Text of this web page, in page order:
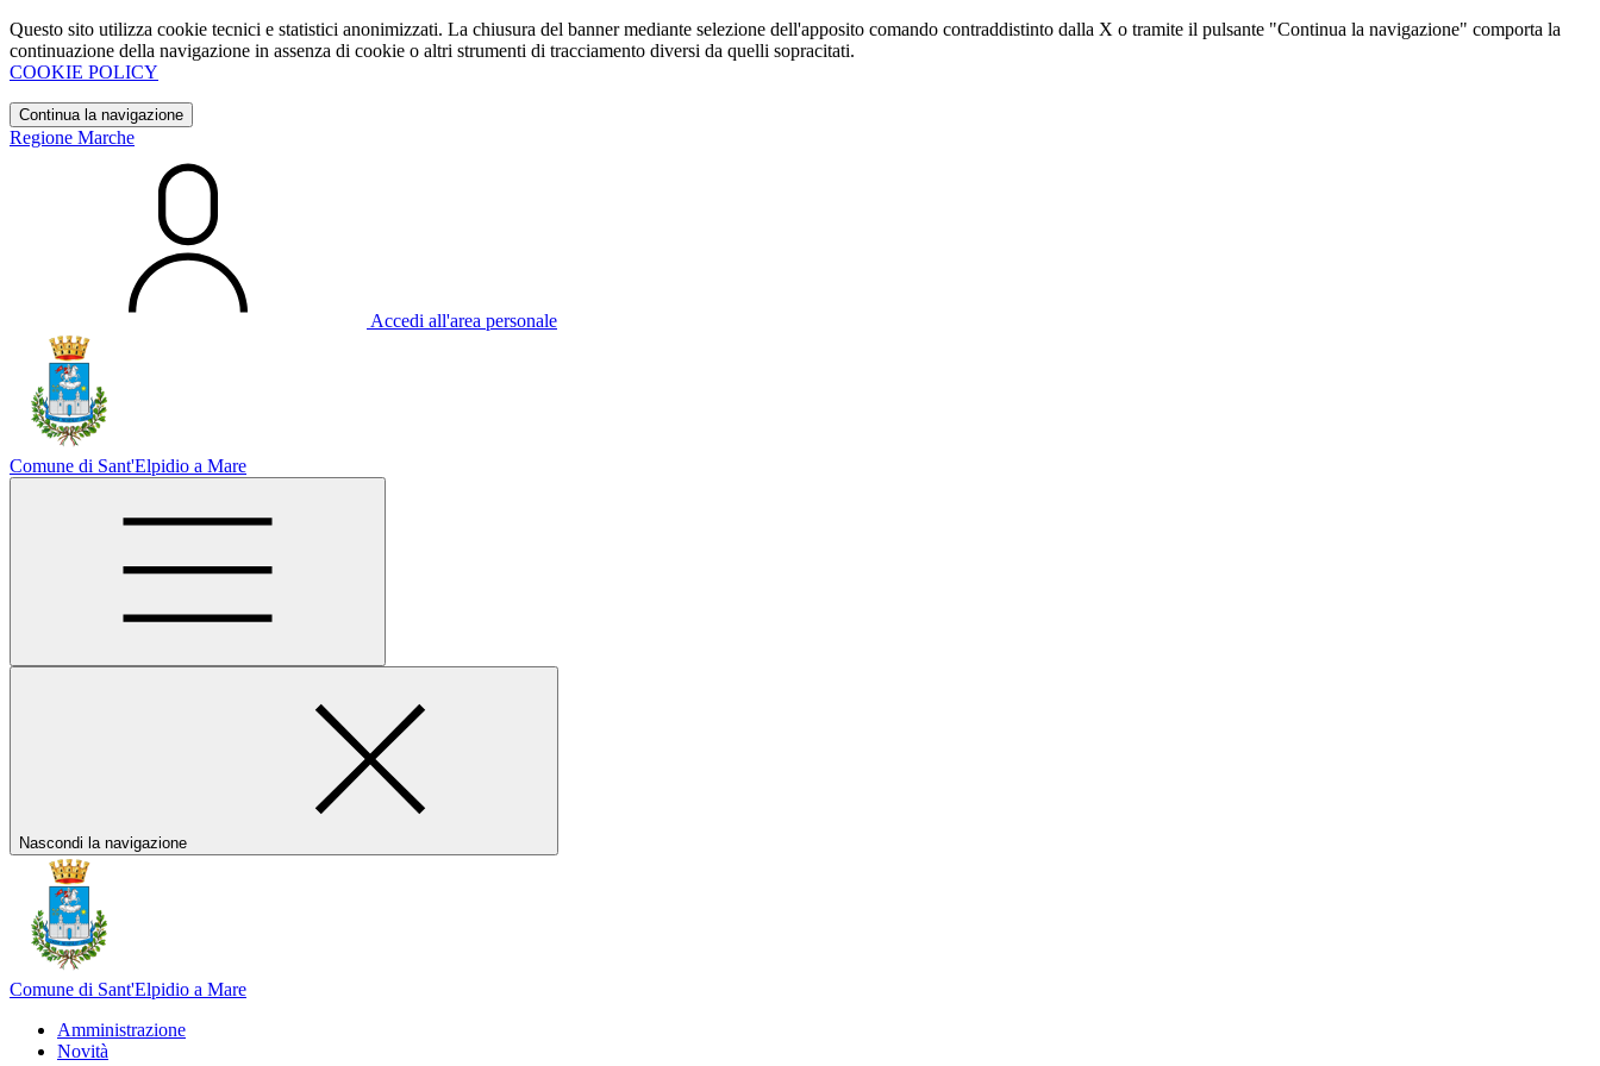
Questo sito utilizza cookie tecnici e statistici anonimizzati. La chiusura del banner mediante selezione dell'apposito comando contraddistinto dalla X o tramite il pulsante "Continua la navigazione" comporta la
continuazione della navigazione in assenza di cookie o altri strumenti di tracciamento diversi da quelli sopracitati.
COOKIE POLICY
Continua la navigazione
Regione Marche
Accedi all'area personale
Comune di Sant'Elpidio a Mare
Nascondi la navigazione
Comune di Sant'Elpidio a Mare
Amministrazione
Novità